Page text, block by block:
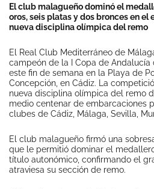
El club malagueño dominó el
oros, seis platas y dos bronces en el
nueva disciplina olímpica del remo
El Real Club Mediterráneo de
campeón de la I Copa de
este fin de semana en la Playa de
Concepción, en Cádiz. La
nueva disciplina olímpica del remo
medio centenar de embarcaciones
clubes de Cádiz, Málaga, Sevilla,
El club malagueño firmó una
que le permitió dominar el
título autonómico, confirmando el
atraviesa su sección de remo.